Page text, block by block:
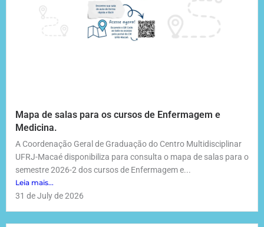
Mapa de salas para os cursos de Enfermagem e
Medicina.
A Coordenação Geral de Graduação do Centro Multidisciplinar
UFRJ-Macaé disponibiliza para consulta o mapa de salas para o
semestre 2026-2 dos cursos de Enfermagem e...
Leia mais...
31 de July de 2026